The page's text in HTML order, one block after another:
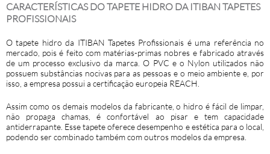
CARACTERÍSTICAS DO TAPETE HIDRO DA ITIBAN TAPETES
PROFISSIONAIS
Otapete hidro da ITIBAN Tapetes Profissionais é uma referência no
mercado, pois é feito com matérias-primas nobres e fabricado através
de um processo exclusivo da marca. O PVC e o Nylon utilizados não
possuem substâncias nocivas para as pessoas e o meio ambiente e, por
isso, a empresa possui a certificação europeia REACH.
Assim como os demais modelos da fabricante, o hidro é fácil de limpar,
não propaga chamas, é confortável ao pisar e tem capacidade
antiderrapante. Esse tapete oferece desempenho e estética para o local,
podendo ser combinado também com outros modelos da empresa.